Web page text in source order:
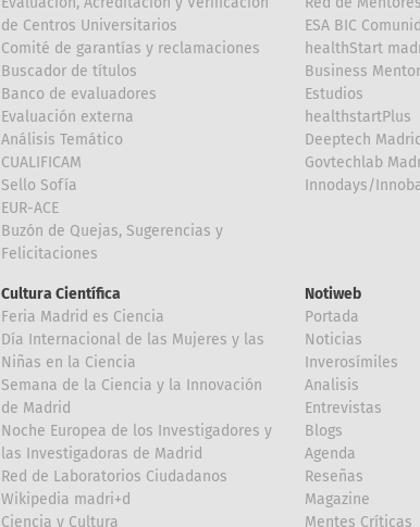
de Centros Universitarios
Comité de garantías y reclamaciones
Buscador de títulos
Banco de evaluadores
Evaluación externa
Análisis Temático
CUALIFICAM
Sello Sofía
EUR-ACE
Buzón de Quejas, Sugerencias y
Felicitaciones
ESA BIC
healthStart
Business
Estudios
healthstartPlus
Deeptech Madrid
Govtechlab
Innodays/
Cultura Científica
Feria Madrid es Ciencia
Día Internacional de las Mujeres y las
Niñas en la Ciencia
Semana de la Ciencia y la Innovación
de Madrid
Noche Europea de los Investigadores y
las Investigadoras de Madrid
Red de Laboratorios Ciudadanos
Wikipedia madri+d
Ciencia y Cultura
Notiweb
Portada
Noticias
Inverosímiles
Analisis
Entrevistas
Blogs
Agenda
Reseñas
Magazine
Mentes Críticas